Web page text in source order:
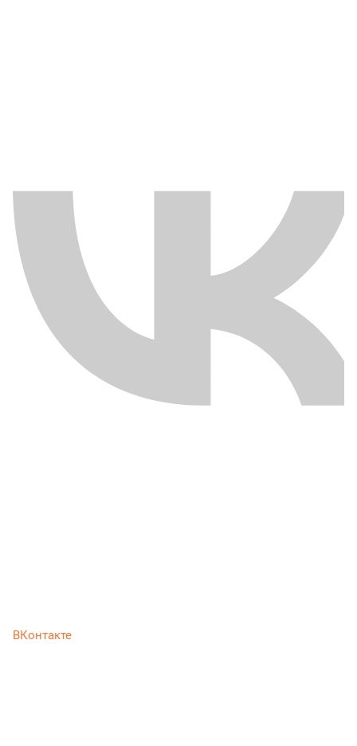
ВКонтакте